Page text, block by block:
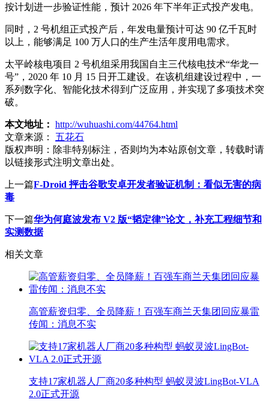
按计划进一步验证性能，预计 2026 年下半年正式投产发电。
同时，2 号机组正式投产后，年发电量预计可达 90 亿千瓦时
以上，能够满足 100 万人口的生产生活年度用电需求。
太平岭核电项目 2 号机组采用我国自主三代核电技术“华龙一
号”，2020 年 10 月 15 日开工建设。在该机组建设过程中，一
系列数字化、智能化技术得到广泛应用，并实现了多项技术突
破。
本文地址： http://wuhuashi.com/44764.html
文章来源：
五花石
版权声明： 除非特别标注，否则均为本站原创文章，转载时请
以链接形式注明文章出处。
上一篇F-Droid 抨击谷歌安卓开发者验证机制：看似无害的病
毒
下一篇华为何庭波发布 V2 版“韬定律”论文，补充工程细节和
实测数据
相关文章
高管薪资归零、全员降薪！百强车商兰天集团回应暴雷
传闻：消息不实
支持17家机器人厂商20多种构型 蚂蚁灵波LingBot-VLA
2.0正式开源